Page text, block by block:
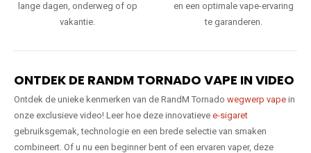
lange dagen, onderweg of op
vakantie.
en een optimale vape-ervaring
te garanderen.
ONTDEK DE RANDM TORNADO VAPE IN VIDEO
Ontdek de unieke kenmerken van de RandM Tornado wegwerp vape in
onze exclusieve video! Leer hoe deze innovatieve e-sigaret
gebruiksgemak, technologie en een brede selectie van smaken
combineert. Of u nu een beginner bent of een ervaren vaper, deze